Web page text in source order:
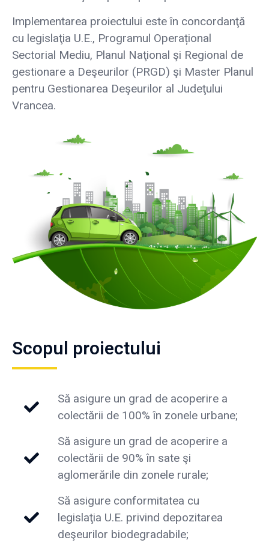
Implementarea proiectului este în concordanţă
cu legislaţia U.E., Programul Operațional
Sectorial Mediu, Planul Naţional şi Regional de
gestionare a Deşeurilor (PRGD) şi Master Planul
pentru Gestionarea Deşeurilor al Judeţului
Vrancea.
Scopul proiectului
Să asigure un grad de acoperire a
colectării de 100% în zonele urbane;
Să asigure un grad de acoperire a
colectării de 90% în sate şi
aglomerările din zonele rurale;
Să asigure conformitatea cu
legislaţia U.E. privind depozitarea
deşeurilor biodegradabile;